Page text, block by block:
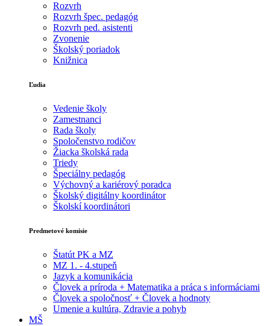
Rozvrh
Rozvrh špec. pedagóg
Rozvrh ped. asistenti
Zvonenie
Školský poriadok
Knižnica
Ľudia
Vedenie školy
Zamestnanci
Rada školy
Spoločenstvo rodičov
Žiacka školská rada
Triedy
Špeciálny pedagóg
Výchovný a kariérový poradca
Školský digitálny koordinátor
Školskí koordinátori
Predmetové komisie
Štatút PK a MZ
MZ 1. - 4.stupeň
Jazyk a komunikácia
Človek a príroda + Matematika a práca s informáciami
Človek a spoločnosť + Človek a hodnoty
Umenie a kultúra, Zdravie a pohyb
MŠ